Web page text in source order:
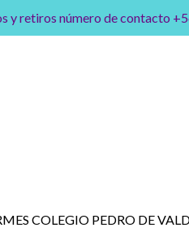
y retiros número de contacto
COLEGIO PEDRO DE